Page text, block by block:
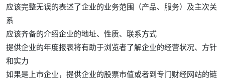
应该完整无误的表述了企业的业务范围（产品、服务）及主次关
系
应该齐备的介绍企业的地址、性质、联系方式
提供企业的年度报表将有助于浏览者了解企业的经营状况、方针
和实力
如果是上市企业，提供企业的股票市值或者到专门财经网站的链